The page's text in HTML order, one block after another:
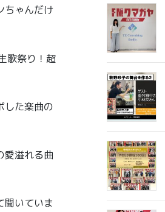
ちゃんだけ
歌祭り！超
した楽曲の
愛溢れる曲
聞いていま